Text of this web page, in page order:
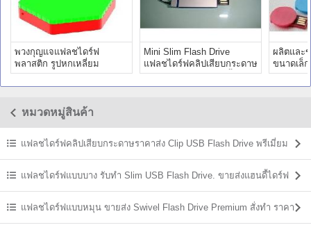
พวงกุญแจแฟลชไดร์ฟ
พลาสติก รูปหกเหลี่ยม
Hexagon keyring thumb
drive
Mini Slim Flash Drive
แฟลชไดร์ฟคลิปเสียบกระดาษ
แฟตไดร์เสียบกระเป๋าเสื้อ
ผลิตและ
ขนาดเล็
วงกลม ห
หมวดหมู่สินค้า
แฟลชไดร์ฟคลิปเสียบกระดาษราคาส่ง Clip USB Flash Drive พรีเมี่ยม
ราคาถูกแฟลชไดร์ฟแบบบาง รับทำ Slim USB Flash Drive. ขายส่งแฮนดี้ไดร์ฟ
ราคาถูกแฟลชไดร์ฟแบบหมุน ขายส่ง Swivel Flash Drive Premium สั่งทำ ราคา